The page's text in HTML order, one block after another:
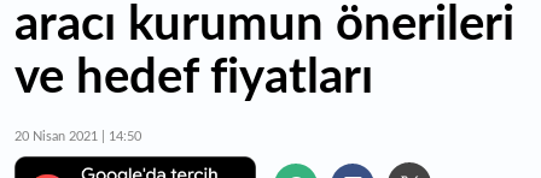
aracı kurumun önerileri
ve hedef fiyatları
20 Nisan 2021 | 14:50